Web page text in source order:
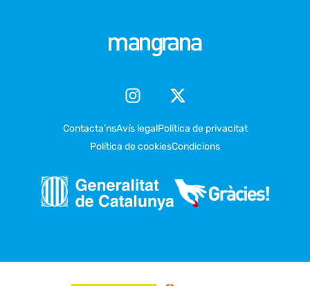
Contacta’nsAvís legalPolítica de privacitat
Política de cookiesCondicions